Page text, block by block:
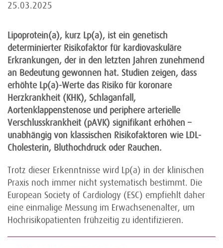
25.03.2025
Lipoprotein(a), kurz Lp(a), ist ein genetisch
determinierter Risikofaktor für kardiovaskuläre
Erkrankungen, der in den letzten Jahren zunehmend
an Bedeutung gewonnen hat. Studien zeigen, dass
erhöhte Lp(a)-Werte das Risiko für koronare
Herzkrankheit (KHK), Schlaganfall,
Aortenklappenstenose und periphere arterielle
Verschlusskrankheit (pAVK) signifikant erhöhen –
unabhängig von klassischen Risikofaktoren wie LDL-
Cholesterin, Bluthochdruck oder Rauchen.
Trotz dieser Erkenntnisse wird Lp(a) in der klinischen
Praxis noch immer nicht systematisch bestimmt. Die
European Society of Cardiology (ESC) empfiehlt daher
eine einmalige Messung im Erwachsenenalter, um
Hochrisikopatienten frühzeitig zu identifizieren.